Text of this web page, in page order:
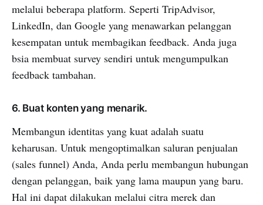
melalui beberapa platform. Seperti TripAdvisor,
LinkedIn, dan Google yang menawarkan pelanggan
kesempatan untuk membagikan feedback. Anda juga
bsia membuat survey sendiri untuk mengumpulkan
feedback tambahan.
6. Buat konten yang menarik.
Membangun identitas yang kuat adalah suatu
keharusan. Untuk mengoptimalkan saluran penjualan
(sales funnel) Anda, Anda perlu membangun hubungan
dengan pelanggan, baik yang lama maupun yang baru.
Hal ini dapat dilakukan melalui citra merek dan